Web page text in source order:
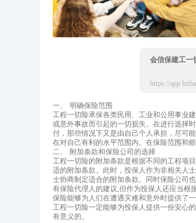
会信保建工一
一、 明确保险范围
工程一切险承保各类民用、工业和公用事业
或意外事故而引起的一切损失。在进行选择
付，那些情况下又是由自己个人承担，尽可
在对自己有利的水平范围内。在保险范围和
二、 附加条款和保险公司的选择
工程一切险的附加条款是根据不同的工程项
适的附加条款。此时，投保人作为非相关人
士协商制定适合的附加条款。同时保险公司
有保险代理人的建议,但作为投保人还应当根
保险能够为人们在遭遇灾难和意外时提供了
工程一切险一定能够为投保人提供一份安心
有意义的。